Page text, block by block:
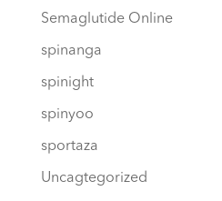
Semaglutide Online
spinanga
spinight
spinyoo
sportaza
Uncagtegorized